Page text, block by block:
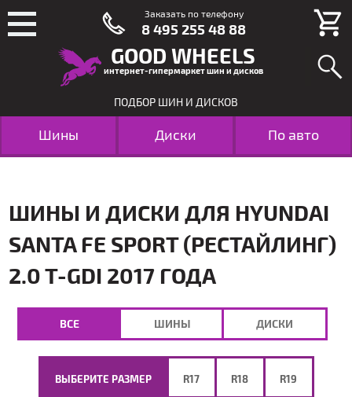
GOOD WHEELS
интернет-гипермаркет шин и дисков
ПОДБОР ШИН И ДИСКОВ
Шины Диски По авто
ШИНЫ И ДИСКИ ДЛЯ HYUNDAI
SANTA FE SPORT (РЕСТАЙЛИНГ)
2.0 T-GDI 2017 ГОДА
ВЫБЕРИТЕ РАЗМЕР R17 R18 R19
ВСЕ ШИНЫ ДИСКИ
Заказать по телефону
8 495 255 48 88